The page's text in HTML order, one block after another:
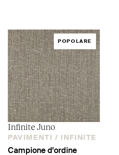
POPOLARE
Infinite Juno
PAVIMENTI / INFINITE
Campione d'ordine